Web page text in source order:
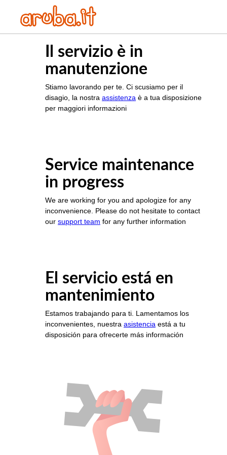
Il servizio è in
manutenzione
Stiamo lavorando per te. Ci scusiamo per il
disagio, la nostra assistenza è a tua disposizione
per maggiori informazioni
Service maintenance
in progress
We are working for you and apologize for any
inconvenience. Please do not hesitate to contact
our support team for any further information
El servicio está en
mantenimiento
Estamos trabajando para ti. Lamentamos los
inconvenientes, nuestra asistencia está a tu
disposición para ofrecerte más información